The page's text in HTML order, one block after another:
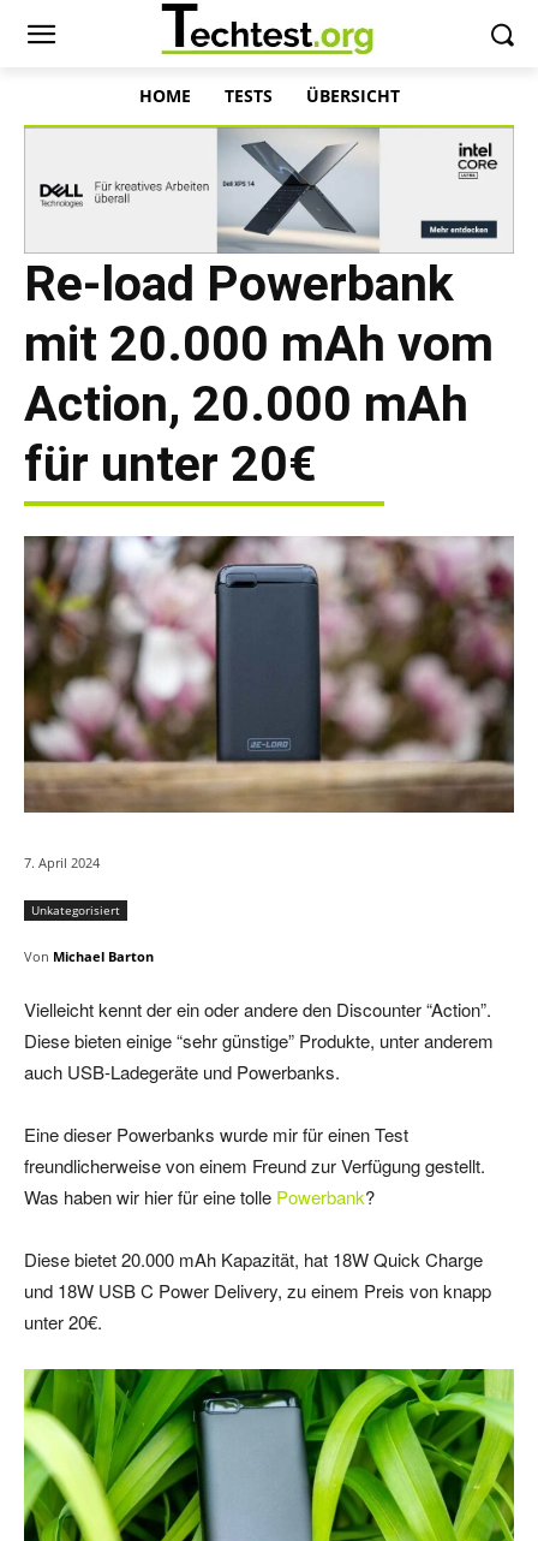
HOME TESTS ÜBERSICHT
Re-load Powerbank
mit 20.000 mAh vom
Action, 20.000 mAh
für unter 20€
7. April 2024
Unkategorisiert
Von Michael Barton
Vielleicht kennt der ein oder andere den Discounter “Action”.
Diese bieten einige “sehr günstige” Produkte, unter anderem
auch USB-Ladegeräte und Powerbanks.
Eine dieser Powerbanks wurde mir für einen Test
freundlicherweise von einem Freund zur Verfügung gestellt.
Was haben wir hier für eine tolle Powerbank?
Diese bietet 20.000 mAh Kapazität, hat 18W Quick Charge
und 18W USB C Power Delivery, zu einem Preis von knapp
unter 20€.